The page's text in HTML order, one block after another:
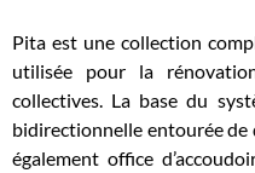
Pita est une collection
utilisée pour la
collectives. La base du
bidirectionnelle entourée
également office